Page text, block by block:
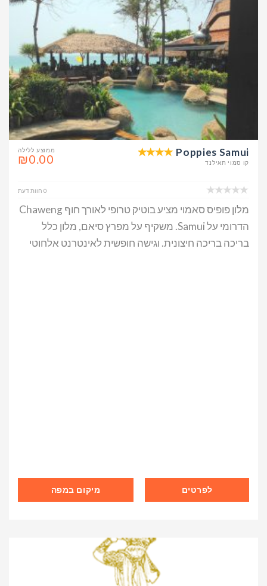
ממוצע ללילה
₪0.00 Poppies Samui
קו סמוי תאילנד
0 חוות דעת
מלון פופיס סאמוי מציע בוטיק טרופי לאורך חוף Chaweng
הדרומי על Samui. משקיף על מפרץ סיאם, מלון כלל
בריכה בריכה חיצונית. וגישה חופשית לאינטרנט אלחוטי
לפרטים מיקום במפה